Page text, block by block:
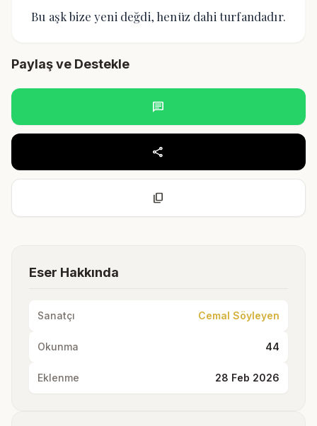
Bu aşk bize yeni değdi, henüz dahi turfandadır.
Paylaş ve Destekle
chat
share
content_copy
Eser Hakkında
Sanatçı Cemal Söyleyen
Okunma 44
Eklenme 28 Feb 2026